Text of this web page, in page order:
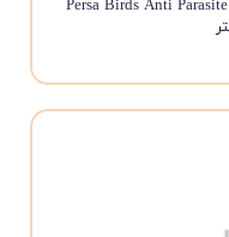
اسپری ضد انگل های خارجی پرندگان پرسا Persa Birds Anti Parasite